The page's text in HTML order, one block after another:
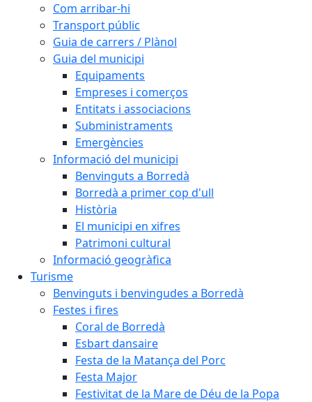
Com arribar-hi
Transport públic
Guia de carrers / Plànol
Guia del municipi
Equipaments
Empreses i comerços
Entitats i associacions
Subministraments
Emergències
Informació del municipi
Benvinguts a Borredà
Borredà a primer cop d'ull
Història
El municipi en xifres
Patrimoni cultural
Informació geogràfica
Turisme
Benvinguts i benvingudes a Borredà
Festes i fires
Coral de Borredà
Esbart dansaire
Festa de la Matança del Porc
Festa Major
Festivitat de la Mare de Déu de la Popa